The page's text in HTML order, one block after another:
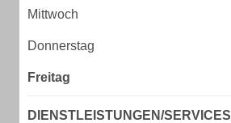
Mittwoch
Donnerstag
Freitag
DIENSTLEISTUNGEN/SERVICES